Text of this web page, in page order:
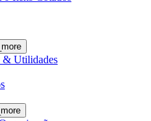
& Utilidades